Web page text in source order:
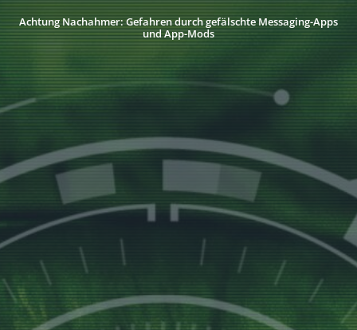
Achtung Nachahmer: Gefahren durch gefälschte Messaging-Apps
und App-Mods